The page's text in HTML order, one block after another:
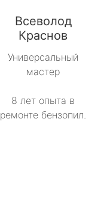
Всеволод
Краснов
Универсальный
мастер
8 лет опыта в
ремонте бензопил.